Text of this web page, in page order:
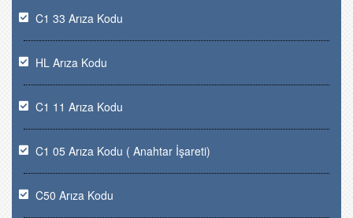
C1 33 Arıza Kodu
HL Arıza Kodu
C1 11 Arıza Kodu
C1 05 Arıza Kodu ( Anahtar İşareti)
C50 Arıza Kodu